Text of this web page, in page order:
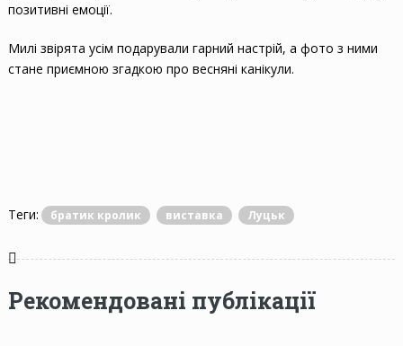
позитивні емоції.
Милі звірята усім подарували гарний настрій, а фото з ними
стане приємною згадкою про весняні канікули.
Теги: братик кролик виставка Луцьк
Рекомендовані публікації